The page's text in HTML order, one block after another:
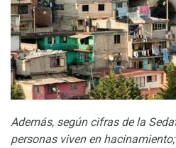
Además, según cifras de la
personas viven en hacinamiento;